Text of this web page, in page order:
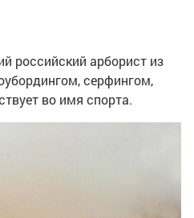
российский арборист из
серфингом,
во имя спорта.